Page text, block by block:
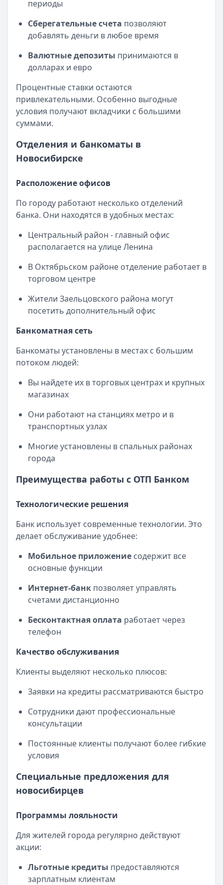
периоды
Сберегательные счета позволяют
добавлять деньги в любое время
Валютные депозиты принимаются в
долларах и евро
Процентные ставки остаются
привлекательными. Особенно выгодные
условия получают вкладчики с большими
суммами.
Отделения и банкоматы в
Новосибирске
Расположение офисов
По городу работают несколько отделений
банка. Они находятся в удобных местах:
Центральный район - главный офис
располагается на улице Ленина
В Октябрьском районе отделение работает в
торговом центре
Жители Заельцовского района могут
посетить дополнительный офис
Банкоматная сеть
Банкоматы установлены в местах с большим
потоком людей:
Вы найдете их в торговых центрах и крупных
магазинах
Они работают на станциях метро и в
транспортных узлах
Многие установлены в спальных районах
города
Преимущества работы с ОТП Банком
Технологические решения
Банк использует современные технологии. Это
делает обслуживание удобнее:
Мобильное приложение содержит все
основные функции
Интернет-банк позволяет управлять
счетами дистанционно
Бесконтактная оплата работает через
телефон
Качество обслуживания
Клиенты выделяют несколько плюсов:
Заявки на кредиты рассматриваются быстро
Сотрудники дают профессиональные
консультации
Постоянные клиенты получают более гибкие
условия
Специальные предложения для
новосибирцев
Программы лояльности
Для жителей города регулярно действуют
акции:
Льготные кредиты предоставляются
зарплатным клиентам